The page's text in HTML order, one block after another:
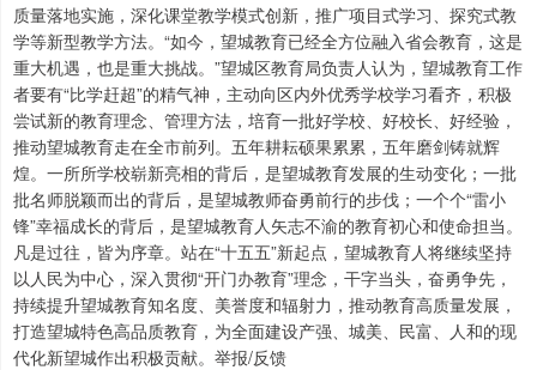
质量落地实施，深化课堂教学模式创新，推广项目式学习、探究式教
学等新型教学方法。“如今，望城教育已经全方位融入省会教育，这是
重大机遇，也是重大挑战。”望城区教育局负责人认为，望城教育工作
者要有“比学赶超”的精气神，主动向区内外优秀学校学习看齐，积极
尝试新的教育理念、管理方法，培育一批好学校、好校长、好经验，
推动望城教育走在全市前列。五年耕耘硕果累累，五年磨剑铸就辉
煌。一所所学校崭新亮相的背后，是望城教育发展的生动变化；一批
批名师脱颖而出的背后，是望城教师奋勇前行的步伐；一个个“雷小
锋”幸福成长的背后，是望城教育人矢志不渝的教育初心和使命担当。
凡是过往，皆为序章。站在“十五五”新起点，望城教育人将继续坚持
以人民为中心，深入贯彻“开门办教育”理念，干字当头，奋勇争先，
持续提升望城教育知名度、美誉度和辐射力，推动教育高质量发展，
打造望城特色高品质教育，为全面建设产强、城美、民富、人和的现
代化新望城作出积极贡献。举报/反馈